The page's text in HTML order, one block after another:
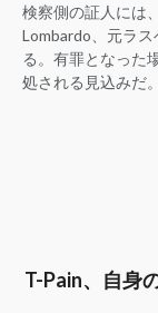
検察側の証人には
Lombardo、元ラ
る。有罪となった
処される見込みだ。
T-Pain、自身